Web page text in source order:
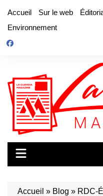
contenu
Accueil Sur le web
Environnement
Accueil » Blog » RDC-